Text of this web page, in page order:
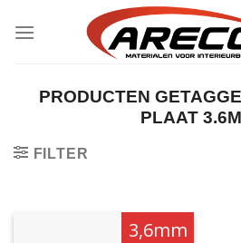
naar
PRODUCTEN
PLAAT
FILTER
3,6mm